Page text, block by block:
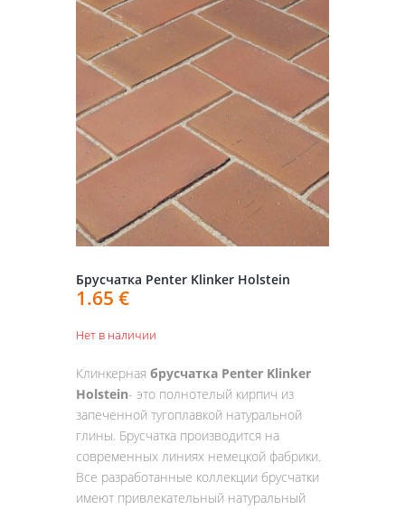
Брусчатка Penter Klinker Holstein
1.65 €
Нет в наличии
Клинкерная брусчатка Penter Klinker
Holstein- это полнотелый кирпич из
запеченной тугоплавкой натуральной
глины. Брусчатка производится на
современных линиях немецкой фабрики.
Все разработанные коллекции брусчатки
имеют привлекательный натуральный